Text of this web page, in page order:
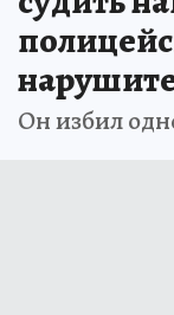
Он избил